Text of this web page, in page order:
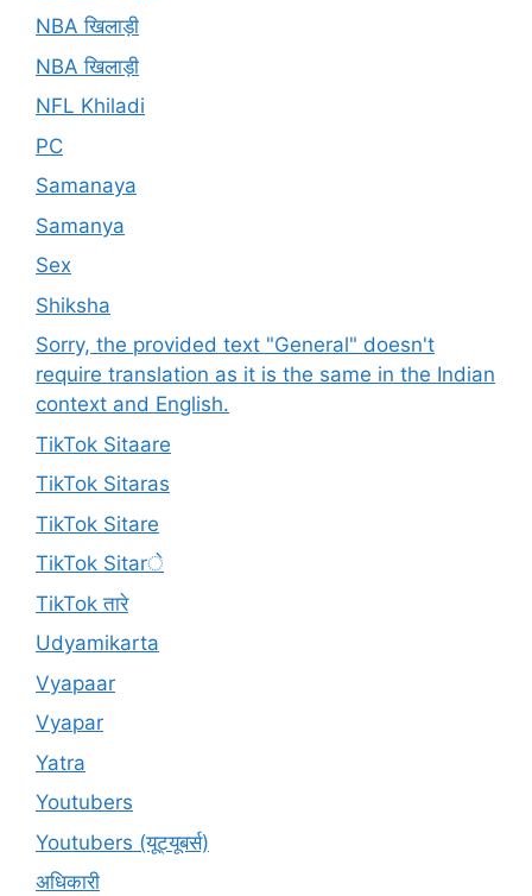
NBA खिलाड़ी
NBA खिलाड़ी
NFL Khiladi
PC
Samanaya
Samanya
Sex
Shiksha
Sorry, the provided text "General" doesn't
require translation as it is the same in the Indian
context and English.
TikTok Sitaare
TikTok Sitaras
TikTok Sitare
TikTok Sitarे
TikTok तारे
Udyamikarta
Vyapaar
Vyapar
Yatra
Youtubers
Youtubers (यूट्यूबर्स)
अधिकारी